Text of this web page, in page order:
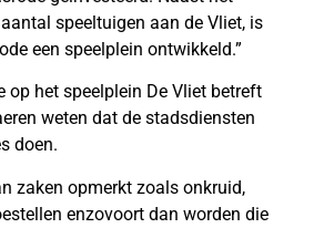
speeltuigen aan de Vliet, is
een speelplein ontwikkeld.”
op het speelplein De Vliet betreft
weten dat de stadsdiensten
doen.
zaken opmerkt zoals onkruid,
enzovoort dan worden die